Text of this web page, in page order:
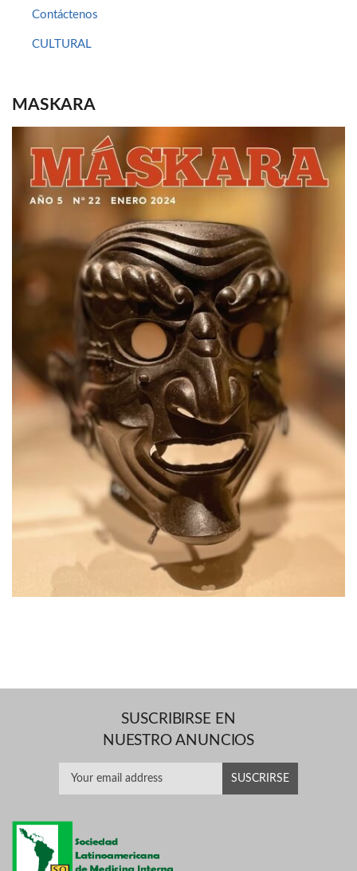
Contáctenos
CULTURAL
MASKARA
SUSCRIBIRSE EN
NUESTRO ANUNCIOS